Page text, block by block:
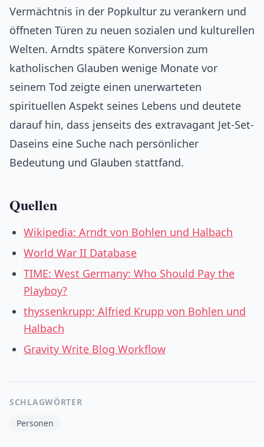
Vermächtnis in der Popkultur zu verankern und
öffneten Türen zu neuen sozialen und kulturellen
Welten. Arndts spätere Konversion zum
katholischen Glauben wenige Monate vor
seinem Tod zeigte einen unerwarteten
spirituellen Aspekt seines Lebens und deutete
darauf hin, dass jenseits des extravagant Jet-Set-
Daseins eine Suche nach persönlicher
Bedeutung und Glauben stattfand.
Quellen
Wikipedia: Arndt von Bohlen und Halbach
World War II Database
TIME: West Germany: Who Should Pay the
Playboy?
thyssenkrupp: Alfried Krupp von Bohlen und
Halbach
Gravity Write Blog Workflow
SCHLAGWÖRTER
Personen